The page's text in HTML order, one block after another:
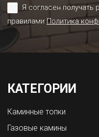
Я согласен получать
правиламиПолитика
КАТЕГОРИИ
Каминные топки
Газовые камины